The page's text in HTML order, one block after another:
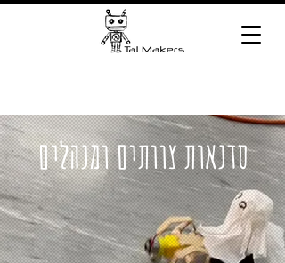
סדנאות צוותים ומנהלים